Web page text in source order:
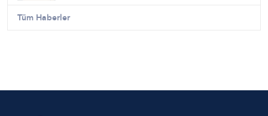
Tüm Haberler